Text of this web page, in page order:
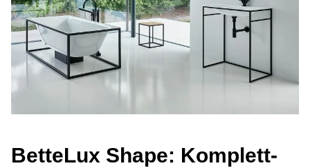
Bet­te­Lux Shape: Kom­ple­tt-